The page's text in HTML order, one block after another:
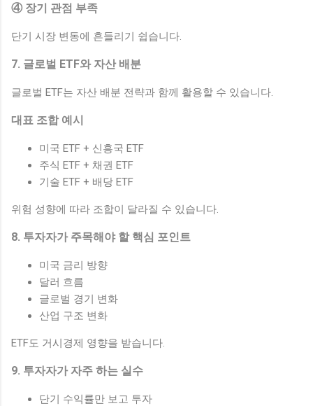
④ 장기 관점 부족
단기 시장 변동에 흔들리기 쉽습니다.
7. 글로벌 ETF와 자산 배분
글로벌 ETF는 자산 배분 전략과 함께 활용할 수 있습니다.
대표 조합 예시
미국 ETF + 신흥국 ETF
주식 ETF + 채권 ETF
기술 ETF + 배당 ETF
위험 성향에 따라 조합이 달라질 수 있습니다.
8. 투자자가 주목해야 할 핵심 포인트
미국 금리 방향
달러 흐름
글로벌 경기 변화
산업 구조 변화
ETF도 거시경제 영향을 받습니다.
9. 투자자가 자주 하는 실수
단기 수익률만 보고 투자